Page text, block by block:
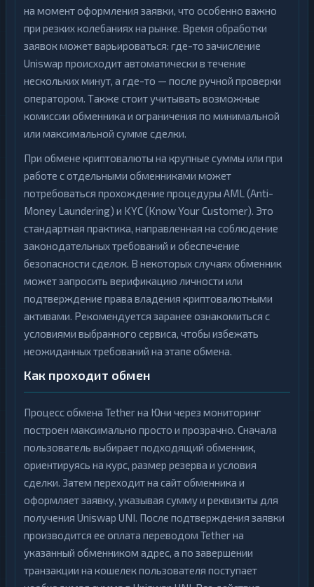
на момент оформления заявки, что особенно важно
при резких колебаниях на рынке. Время обработки
заявок может варьироваться: где-то зачисление
Uniswap происходит автоматически в течение
нескольких минут, а где-то — после ручной проверки
оператором. Также стоит учитывать возможные
комиссии обменника и ограничения по минимальной
или максимальной сумме сделки.
При обмене криптовалюты на крупные суммы или при
работе с отдельными обменниками может
потребоваться прохождение процедуры AML (Anti-
Money Laundering) и KYC (Know Your Customer). Это
стандартная практика, направленная на соблюдение
законодательных требований и обеспечение
безопасности сделок. В некоторых случаях обменник
может запросить верификацию личности или
подтверждение права владения криптовалютными
активами. Рекомендуется заранее ознакомиться с
условиями выбранного сервиса, чтобы избежать
неожиданных требований на этапе обмена.
Как проходит обмен
Процесс обмена Tether на Юни через мониторинг
построен максимально просто и прозрачно. Сначала
пользователь выбирает подходящий обменник,
ориентируясь на курс, размер резерва и условия
сделки. Затем переходит на сайт обменника и
оформляет заявку, указывая сумму и реквизиты для
получения Uniswap UNI. После подтверждения заявки
производится ее оплата переводом Tether на
указанный обменником адрес, а по завершении
транзакции на кошелек пользователя поступает